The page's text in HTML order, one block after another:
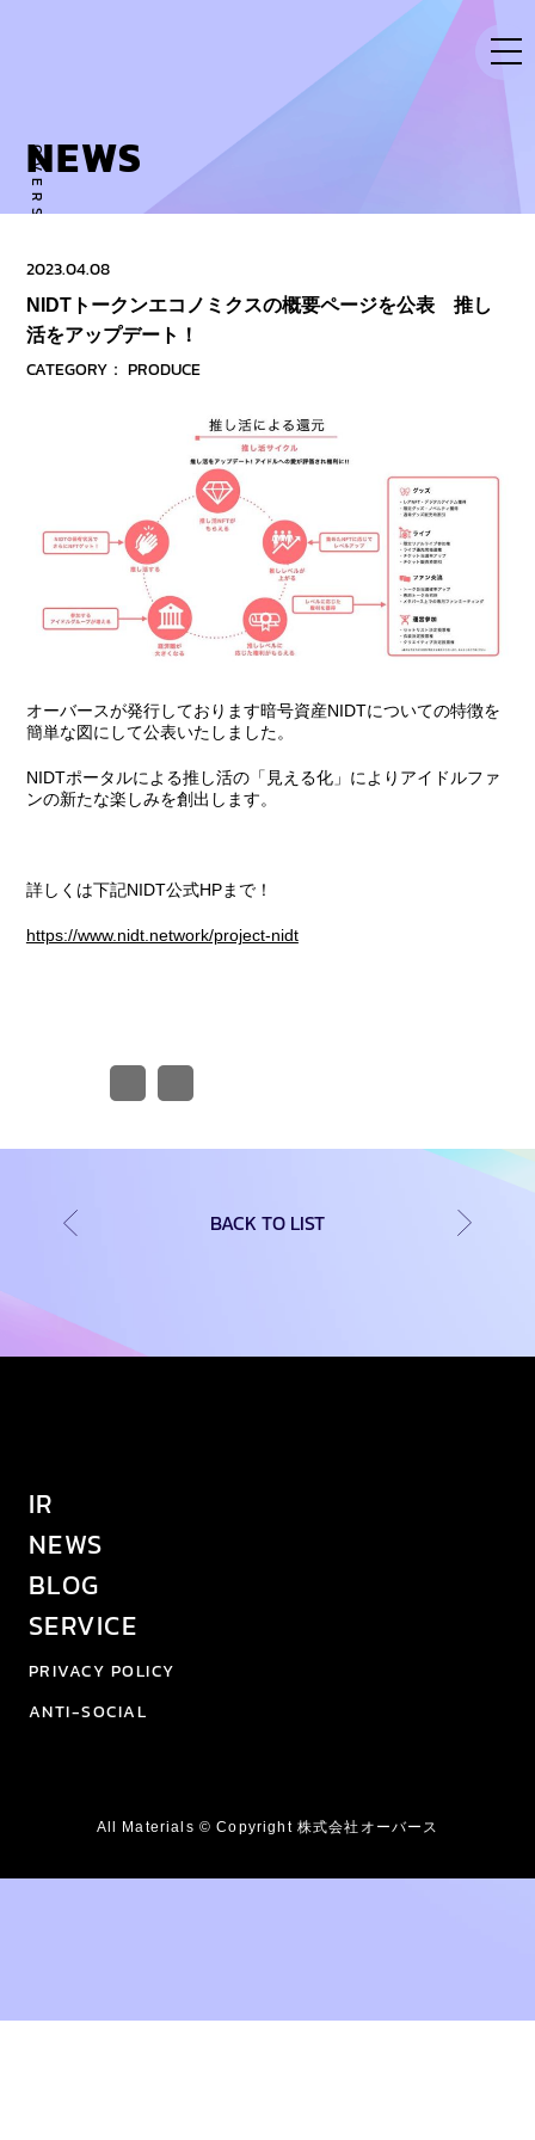
OVERSE ACTIVITY TO NEW DIMENSION
NEWS
2023.04.08
NIDTトークンエコノミクスの概要ページを公表 推し
活をアップデート！
CATEGORY： PRODUCE
オーバースが発行しております暗号資産NIDTについての特徴を
簡単な図にして公表いたしました。
NIDTポータルによる推し活の「見える化」によりアイドルファ
ンの新たな楽しみを創出します。
詳しくは下記NIDT公式HPまで！
https://www.nidt.network/project-nidt
BACK TO LIST
IR
NEWS
BLOG
SERVICE
PRIVACY POLICY
ANTI-SOCIAL
All Materials © Copyright 株式会社オーバース